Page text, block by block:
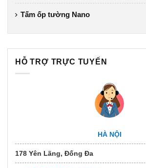
Tấm ốp tường Nano
HỖ TRỢ TRỰC TUYẾN
HÀ NỘI
178 Yên Lãng, Đống Đa